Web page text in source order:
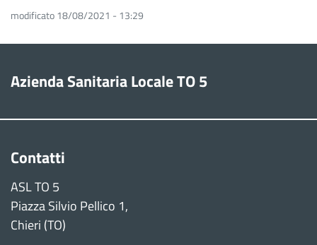
modificato 18/08/2021 - 13:29
Azienda Sanitaria Locale TO 5
Contatti
ASL TO 5
Piazza Silvio Pellico 1,
Chieri (TO)